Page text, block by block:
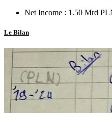
Net Income : 1.50 Mrd
Le Bilan